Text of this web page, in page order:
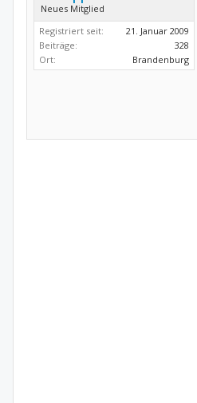
Neues Mitglied
Registriert seit:
21. Januar 2009
Beiträge:
328
Ort:
Brandenburg